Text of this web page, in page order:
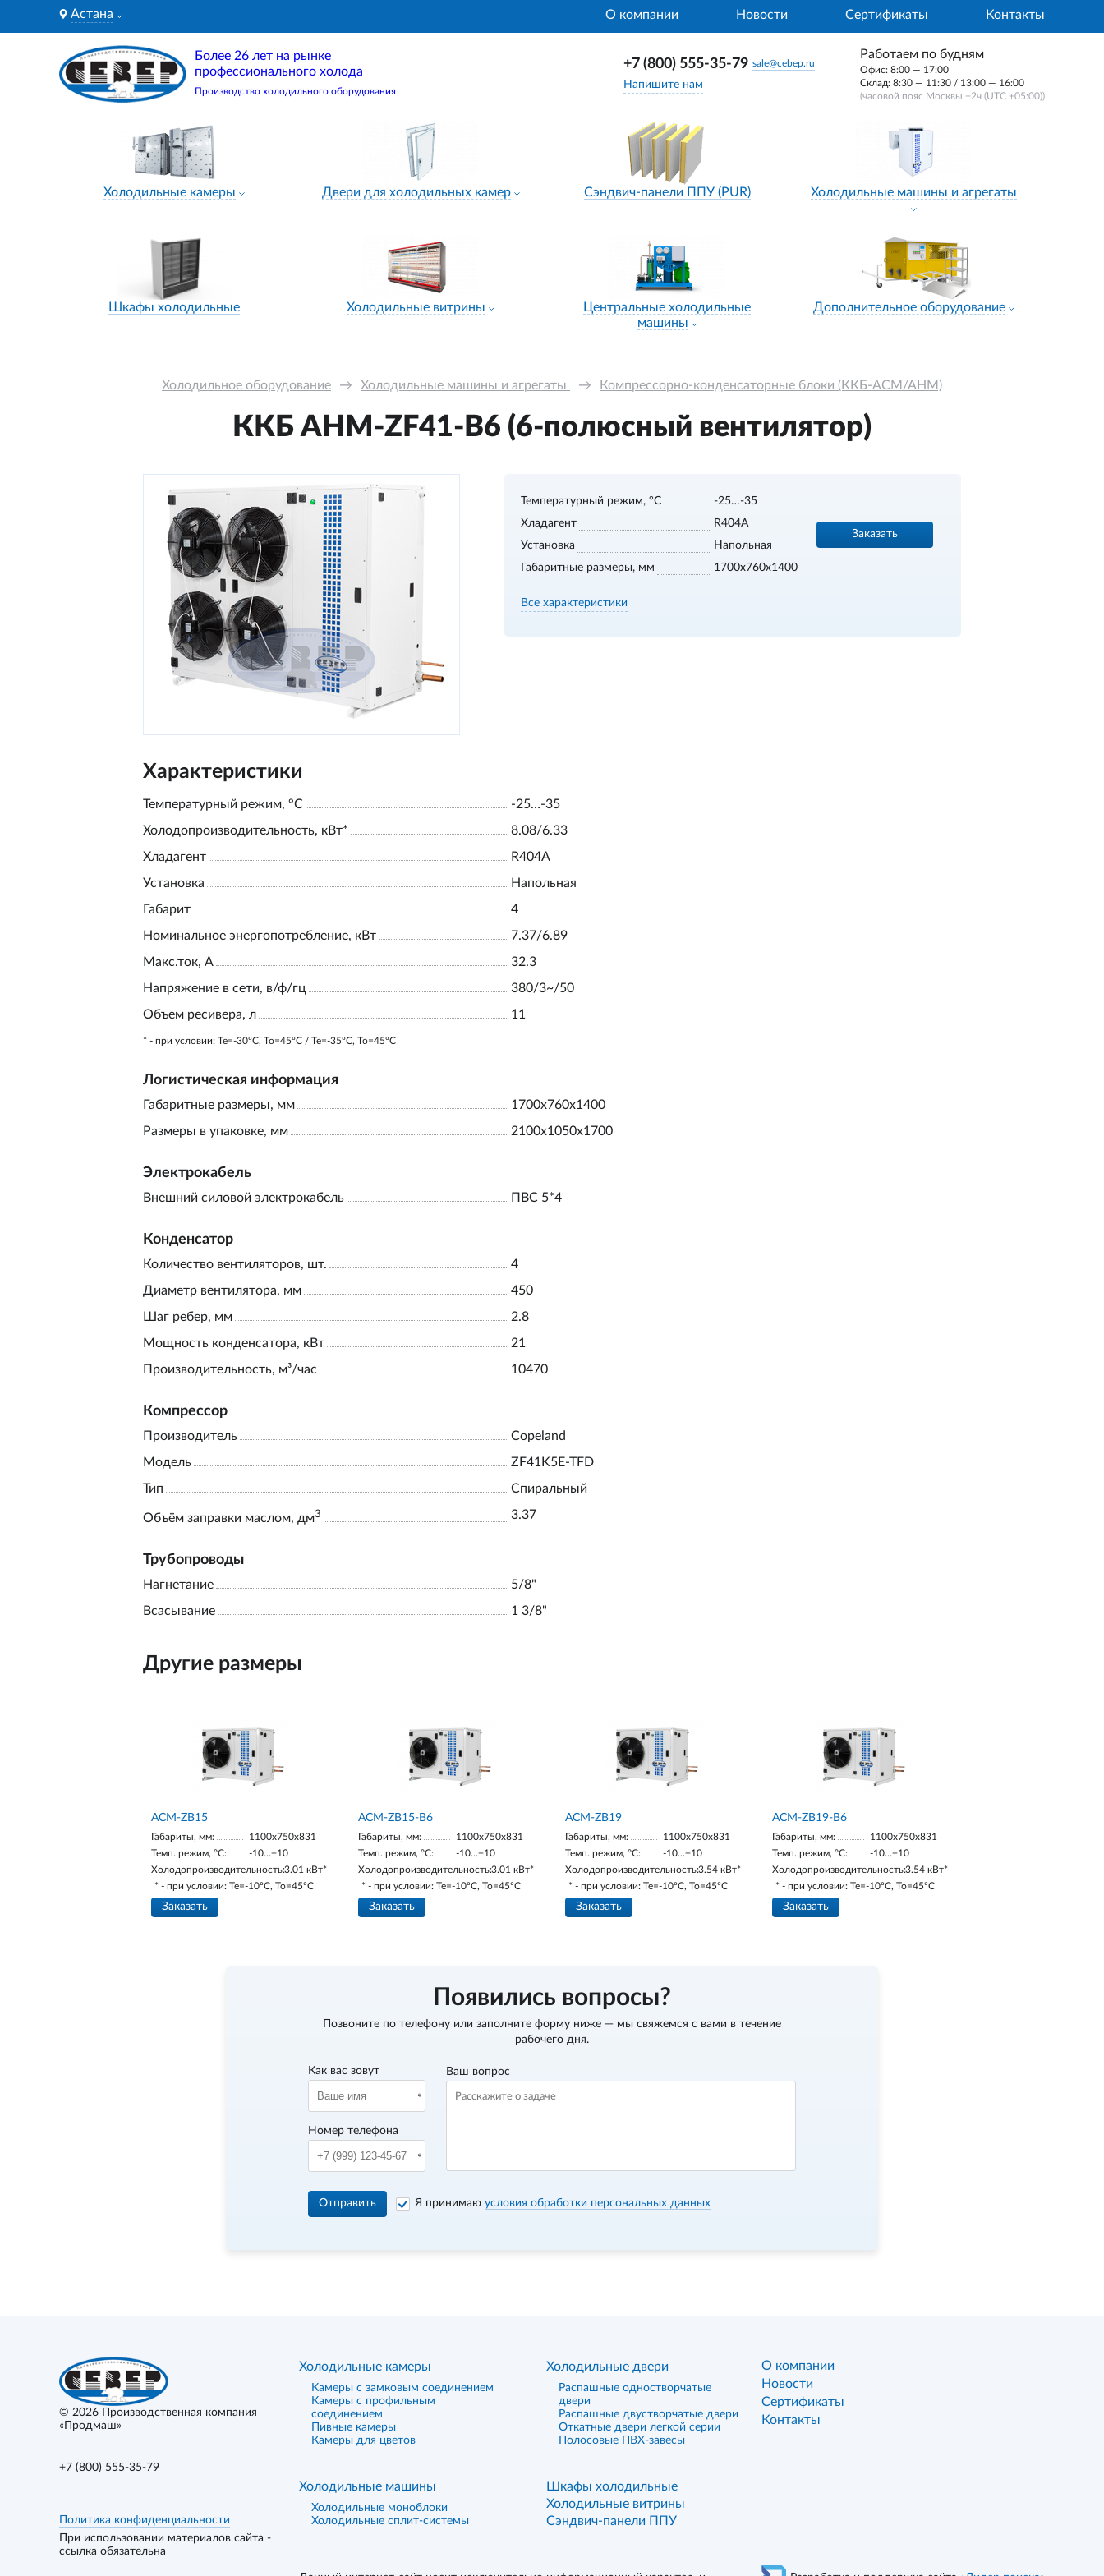
Астана О компании Новости Сертификаты Контакты
Более 26 лет на рынке
профессионального холода
Производство холодильного оборудования
+7 (800) 555-35-79 sale@cebep.ru
Напишите нам
Работаем по будням
Офис: 8:00 — 17:00
Склад: 8:30 — 11:30 / 13:00 — 16:00
(часовой пояс Москвы +2ч (UTC +05:00))
Холодильные камеры Двери для холодильных камер Сэндвич-панели ППУ (PUR) Холодильные машины и агрегаты
Шкафы холодильные Холодильные витрины
Центральные холодильные
машины
Дополнительное оборудование
Холодильное оборудование → Холодильные машины и агрегаты → Компрессорно-конденсаторные блоки (ККБ-АСМ/АНМ)
ККБ AНM-ZF41-B6 (6-полюсный вентилятор)
Температурный режим, °С
-25…-35
Хладагент
R404A
Установка
Напольная
Габаритные размеры, мм
1700х760х1400
Заказать
Все характеристики
Характеристики
Температурный режим, °С
-25…-35
Холодопроизводительность, кВт*
8.08/6.33
Хладагент
R404A
Установка
Напольная
Габарит
4
Номинальное энергопотребление, кВт
7.37/6.89
Макс.ток, А
32.3
Напряжение в сети, в/ф/гц
380/3~/50
Объем ресивера, л
11
* - при условии: Te=-30ºC, To=45ºC / Te=-35ºC, To=45ºC
Логистическая информация
Габаритные размеры, мм
1700х760х1400
Размеры в упаковке, мм
2100х1050х1700
Электрокабель
Внешний силовой электрокабель ПВС 5*4
Конденсатор
Количество вентиляторов, шт.
4
Диаметр вентилятора, мм
450
Шаг ребер, мм
2.8
Мощность конденсатора, кВт
21
Производительность, м³/час
10470
Компрессор
Производитель
Copeland
Модель
ZF41K5E-TFD
Тип
Спиральный
Объём заправки маслом, дм3 3.37
Трубопроводы
Нагнетание
5/8"
Всасывание
1 3/8"
Другие размеры
ACM-ZB15
Габариты, мм:
1100х750х831
Темп. режим, °С:
-10…+10
Холодопроизводительность:3.01 кВт*
* - при условии: Te=-10ºC, To=45ºC
Заказать
ACM-ZB15-В6
Габариты, мм:
1100х750х831
Темп. режим, °С:
-10…+10
Холодопроизводительность:3.01 кВт*
* - при условии: Te=-10ºC, To=45ºC
Заказать
ACM-ZB19
Габариты, мм:
1100х750х831
Темп. режим, °С:
-10...+10
Холодопроизводительность:3.54 кВт*
* - при условии: Te=-10ºC, To=45ºC
Заказать
ACM-ZB19-В6
Габариты, мм:
1100х750х831
Темп. режим, °С:
-10…+10
Холодопроизводительность:3.54 кВт*
* - при условии: Te=-10ºC, To=45ºC
Заказать
Появились вопросы?
Позвоните по телефону или заполните форму ниже — мы свяжемся с вами в течение
рабочего дня.
Как вас зовут
Номер телефона
Ваш вопрос
Отправить Я принимаю условия обработки персональных данных
© 2026
Производственная компания
«Продмаш»
+7 (800) 555-35-79
Политика конфиденциальности
При использовании материалов сайта -
ссылка обязательна
Холодильные камеры
Камеры с замковым соединением
Камеры с профильным
соединением
Пивные камеры
Камеры для цветов
Холодильные двери
Распашные одностворчатые
двери
Распашные двустворчатые двери
Откатные двери легкой серии
Полосовые ПВХ-завесы
Холодильные машины
Холодильные моноблоки
Холодильные сплит-системы
Шкафы холодильные
Холодильные витрины
Сэндвич-панели ППУ
О компании
Новости
Сертификаты
Контакты